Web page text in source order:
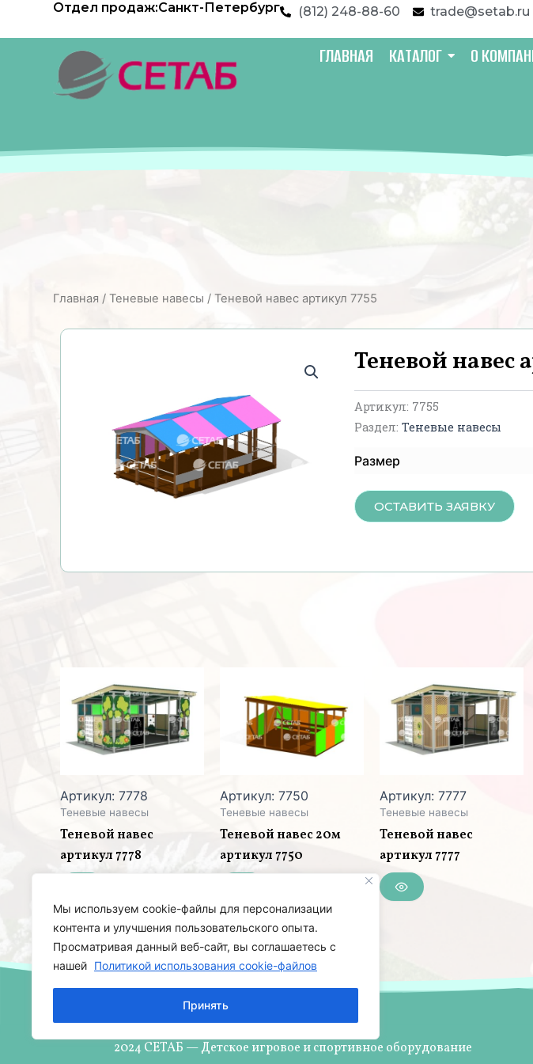
Мы используем cookie-файлы для персонализации
контента и улучшения пользовательского опыта.
Просматривая данный веб-сайт, вы соглашаетесь с
нашей Политикой использования cookie-файлов
Принять
содержимому
Отдел продаж:Санкт-Петербург (812) 248-88-60 trade@setab.ru
ГЛАВНАЯ КАТАЛОГ О
Главная /Теневые навесы / Теневой навес артикул 7755
Теневой навес
Артикул: 7755
Раздел: Теневые навесы
Размер
ОСТАВИТЬ ЗАЯВКУ
Артикул: 7778
Теневые навесы
Теневой навес
артикул 7778
Артикул: 7750
Теневые навесы
Теневой навес 20м
артикул 7750
Артикул: 7777
Теневые навесы
Теневой навес
артикул 7777
2024 СЕТАБ — Детское игровое и спортивное оборудование